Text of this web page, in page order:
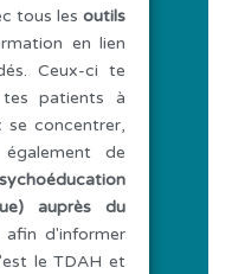
tous les outils
en lien
Ceux-ci te
patients à
concentrer,
de
auprès du
afin d'informer
le TDAH et